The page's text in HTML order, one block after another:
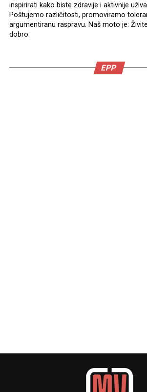
inspirirati kako biste zdravije i aktivnije
Poštujemo različitosti, promoviramo
argumentiranu raspravu. Naš moto je:
dobro.
EPP